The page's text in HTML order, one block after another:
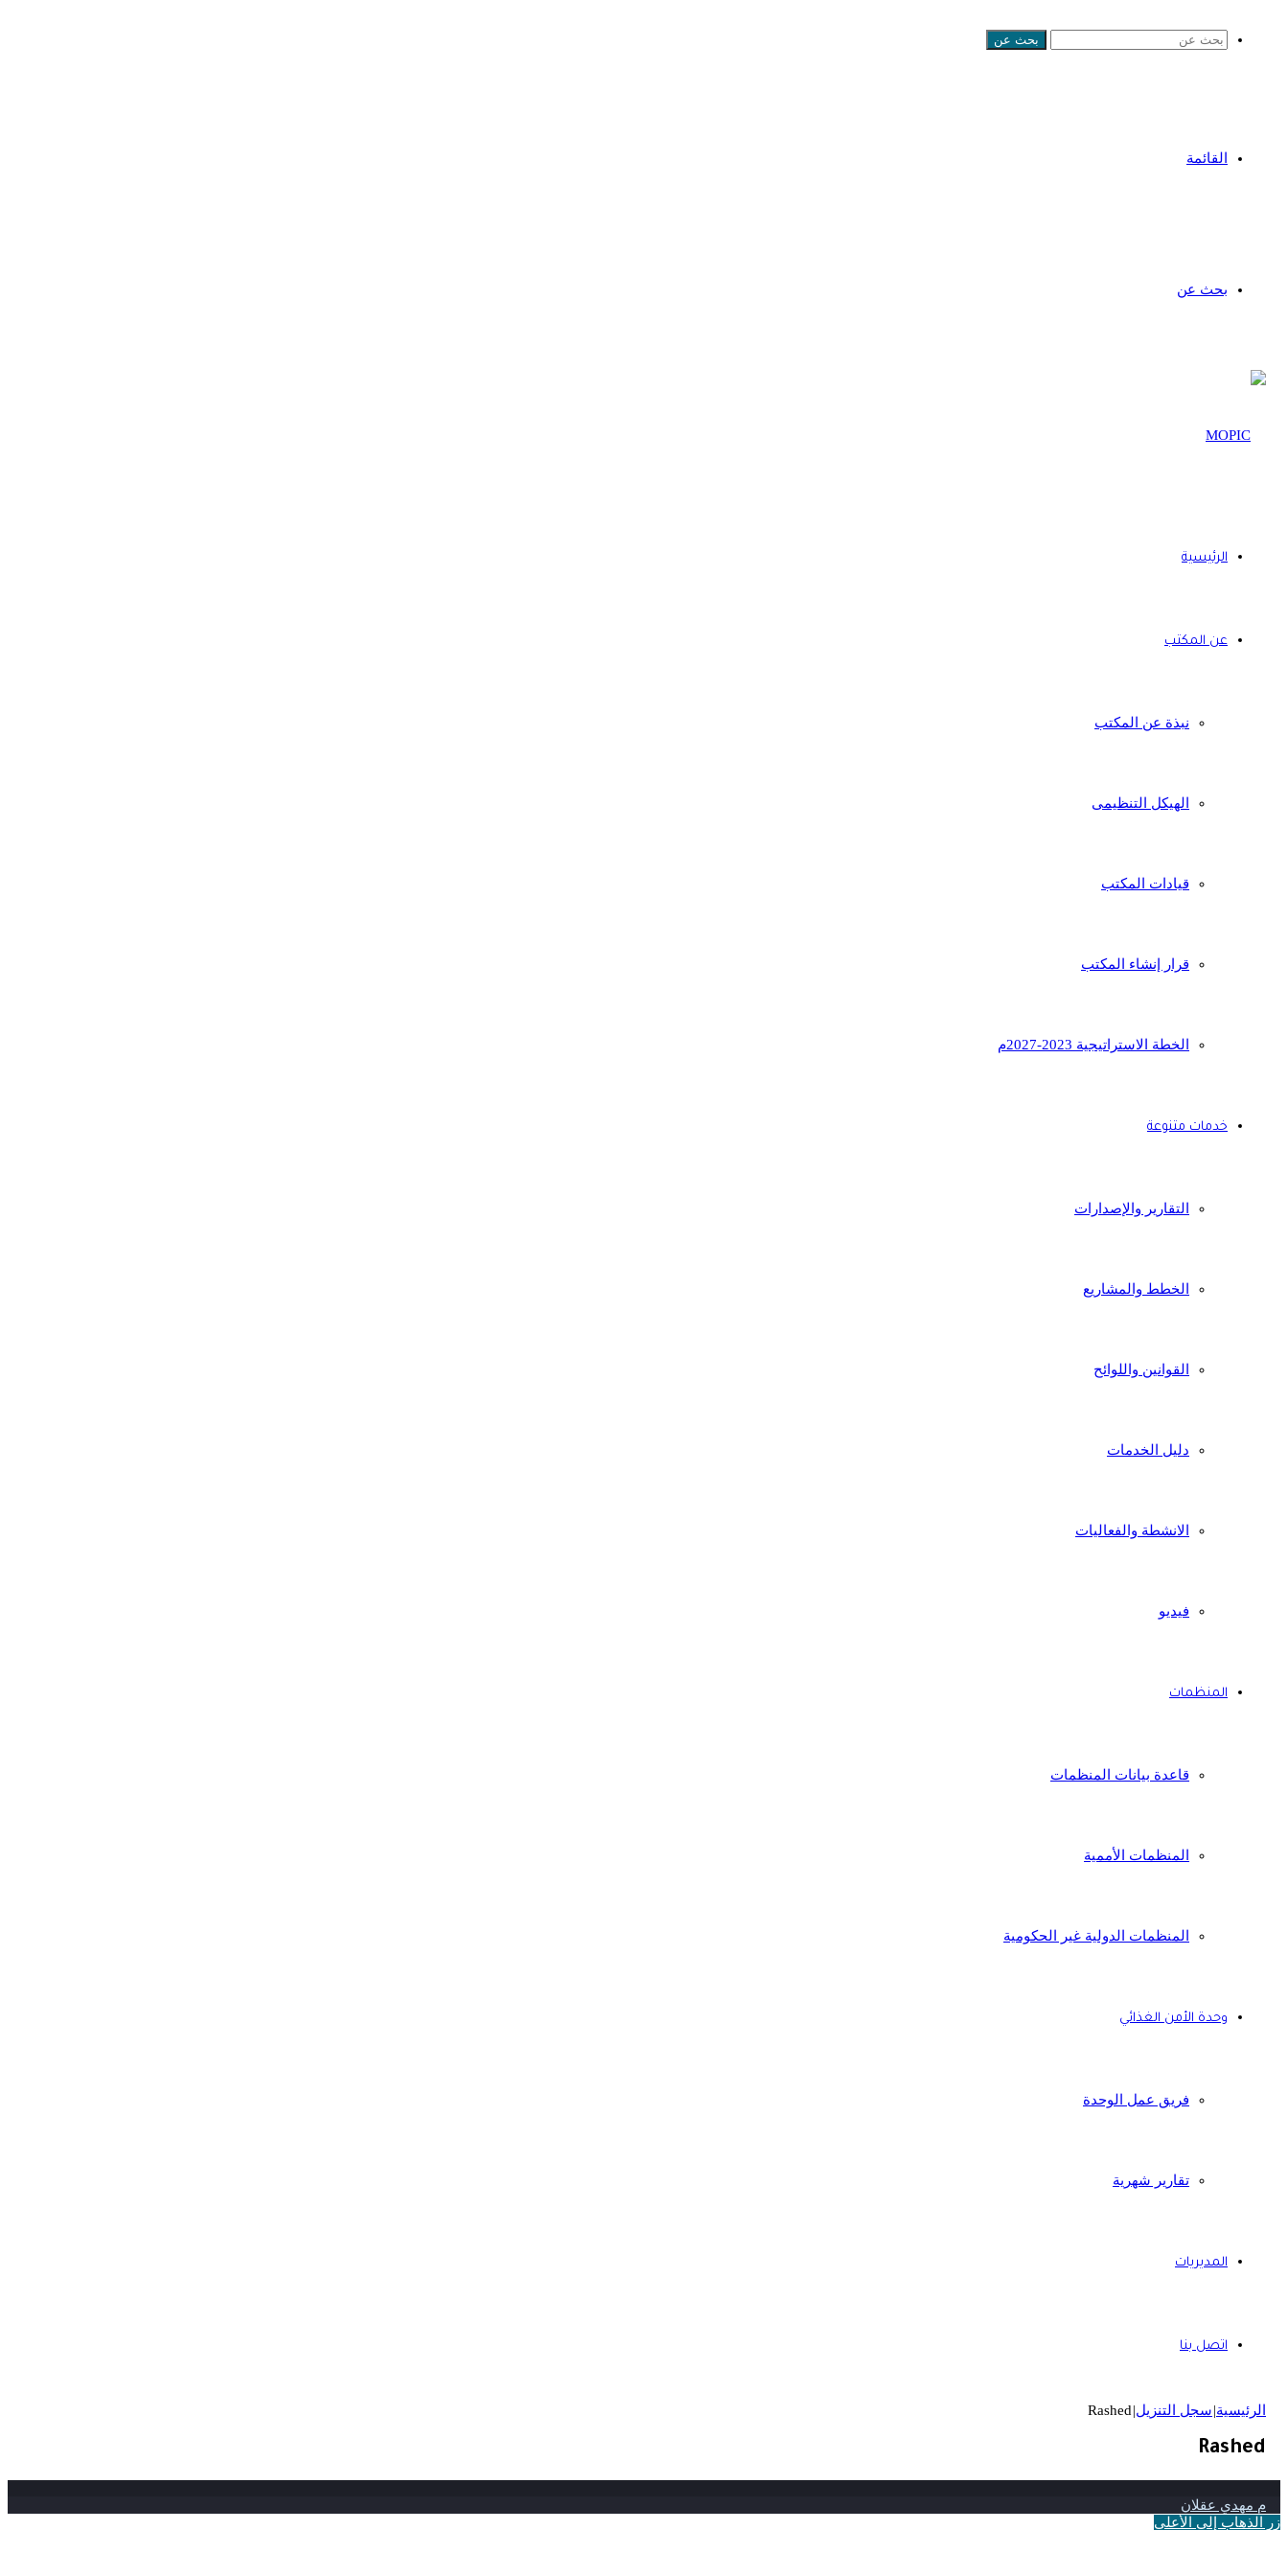
بحث عن
القائمة
بحث عن
الرئيسية
عن المكتب
نبذة عن المكتب
الهيكل التنظيمى
قيادات المكتب
قرار إنشاء المكتب
الخطة الاستراتيجية 2023-2027م
خدمات متنوعة
التقارير والإصدارات
الخطط والمشاريع
القوانين واللوائح
دليل الخدمات
الانشطة والفعاليات
فيديو
المنظمات
قاعدة بيانات المنظمات
المنظمات الأممية
المنظمات الدولية غير الحكومية
وحدة الأمن الغذائي
فريق عمل الوحدة
تقارير شهرية
المديريات
اتصل بنا
الرئيسية|سجل التنزيل|
Rashed
Rashed
م مهدي عقلان
زر الذهاب إلى الأعلى